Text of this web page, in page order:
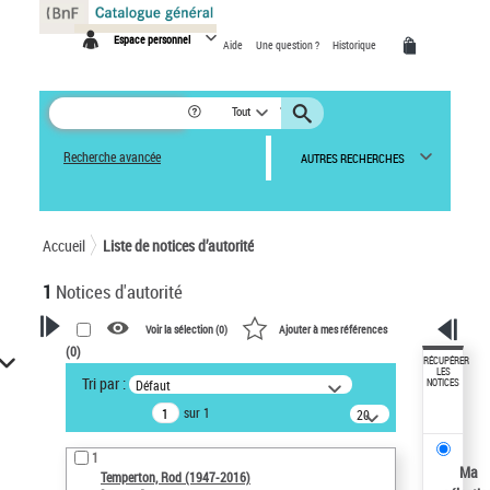
Espace personnel Aide Une question ? Historique
Tout
Recherche avancée AUTRES RECHERCHES
Accueil Liste de notices d’autorité
1 Notices d'autorité
VOTRE RECHERCHE
Recherche avancée dans les
notices d’autorité
Œuvres liées à l'auteur :
Temperton, Rod (1947-2016)
Voir la sélection (0) Ajouter à mes références
(0)
Tri par : Défaut
sur 1
20
résultats/page
1
Temperton, Rod (1947-2016)
RÉCUPÉRER
LES
NOTICES
Ma
Panneau de gestion des cookies